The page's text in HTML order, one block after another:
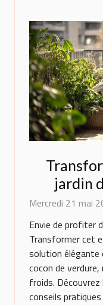
jardin
Mercredi 21 mai
Envie de profiter
Transformer cet
solution élégante
cocon de
froids.
conseils